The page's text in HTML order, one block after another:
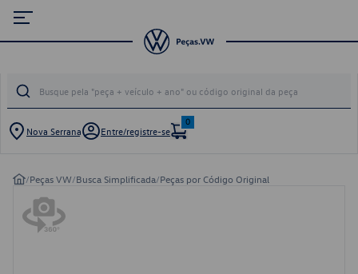
Nova Serrana Entre/registre-se
0
/Peças VW/Busca Simplificada/Peças por Código Original